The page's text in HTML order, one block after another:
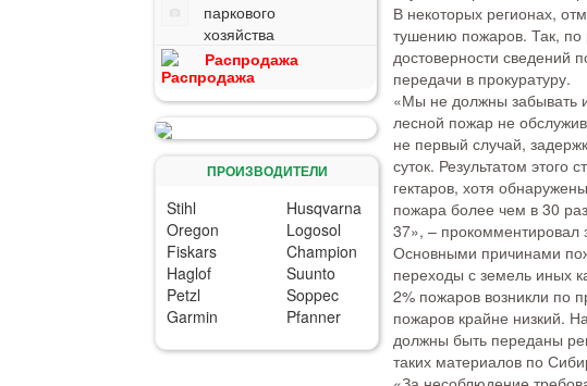
паркового
хозяйства
Распродажа
ПРОИЗВОДИТЕЛИ
Stihl
Husqvarna
Oregon
Logosol
Fiskars
Champion
Haglof
Suunto
Petzl
Soppec
Garmin
Pfanner
В некоторых регионах,
тушению пожаров. Так, по
достоверности сведений
передачи в прокуратуру.
«Мы не должны забывать
лесной пожар не
не первый случай,
суток. Результатом
гектаров, хотя
пожара более чем в 30
37», – прокомментировал
Основными причинами
переходы с земель иных
2% пожаров возникли по
пожаров крайне низкий.
должны быть переданы
таких материалов по